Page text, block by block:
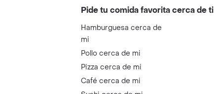
Pide tu comida favorita cerca de ti
Hamburguesa cerca de
mi
Pollo cerca de mi
Pizza cerca de mi
Café cerca de mi